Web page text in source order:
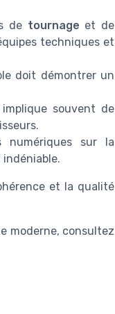
de tournage et de
techniques et
doit démontrer un
souvent de
numériques sur la
et la qualité
moderne, consultez